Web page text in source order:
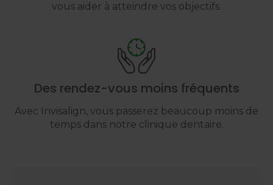
vous aider à atteindre vos objectifs.
Des rendez-vous moins fréquents
Avec Invisalign, vous passerez beaucoup moins de
temps dans notre clinique dentaire.